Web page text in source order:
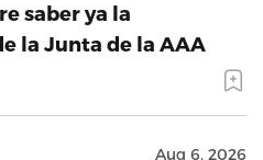
saber ya la
la Junta de la AAA
Aug 6, 2026